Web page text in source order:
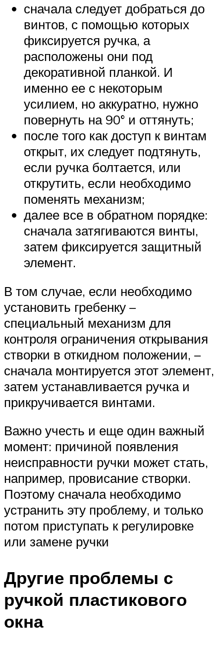
сначала следует добраться до
винтов, с помощью которых
фиксируется ручка, а
расположены они под
декоративной планкой. И
именно ее с некоторым
усилием, но аккуратно, нужно
повернуть на 90° и оттянуть;
после того как доступ к винтам
открыт, их следует подтянуть,
если ручка болтается, или
открутить, если необходимо
поменять механизм;
далее все в обратном порядке:
сначала затягиваются винты,
затем фиксируется защитный
элемент.
В том случае, если необходимо
установить гребенку –
специальный механизм для
контроля ограничения открывания
створки в откидном положении, –
сначала монтируется этот элемент,
затем устанавливается ручка и
прикручивается винтами.
Важно учесть и еще один важный
момент: причиной появления
неисправности ручки может стать,
например, провисание створки.
Поэтому сначала необходимо
устранить эту проблему, и только
потом приступать к регулировке
или замене ручки
Другие проблемы с
ручкой пластикового
окна